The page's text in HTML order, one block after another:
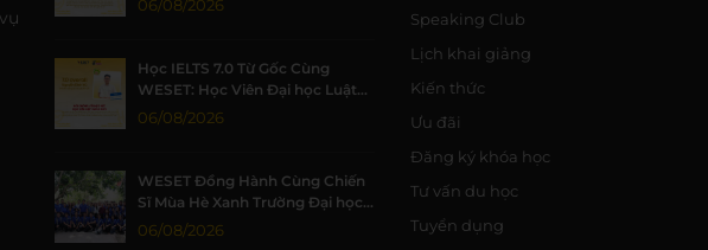
06/08/2026
Học IELTS 7.0 Từ Gốc Cùng
WESET: Học Viên Đại học Luật
TP.HCM Đạt 7.0 IELTS
06/08/2026
WESET Đồng Hành Cùng Chiến
Sĩ Mùa Hè Xanh Trường Đại học
Khoa học Tự nhiên, ĐHQG-HCM
06/08/2026
Speaking Club
Lịch khai giảng
Kiến thức
Ưu đãi
Đăng ký khóa học
Tư vấn du học
Tuyển dụng